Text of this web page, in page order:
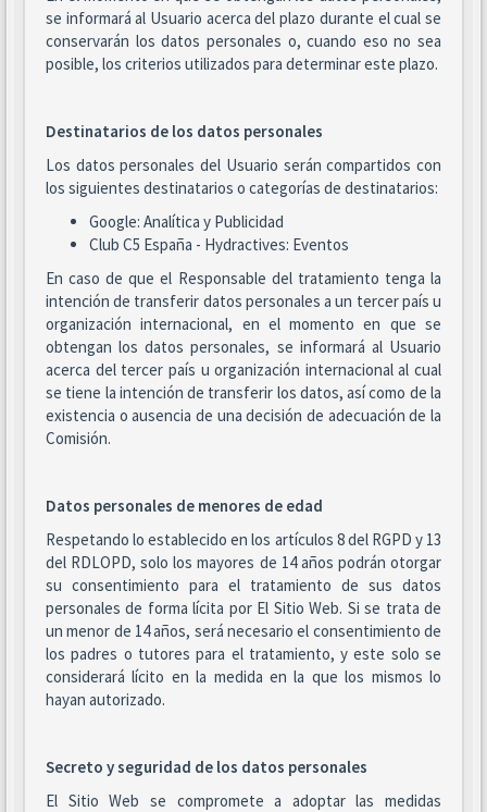
se informará al Usuario acerca del plazo durante el cual se
conservarán los datos personales o, cuando eso no sea
posible, los criterios utilizados para determinar este plazo.
Destinatarios de los datos personales
Los datos personales del Usuario serán compartidos con
los siguientes destinatarios o categorías de destinatarios:
Google: Analítica y Publicidad
Club C5 España - Hydractives: Eventos
En caso de que el Responsable del tratamiento tenga la
intención de transferir datos personales a un tercer país u
organización internacional, en el momento en que se
obtengan los datos personales, se informará al Usuario
acerca del tercer país u organización internacional al cual
se tiene la intención de transferir los datos, así como de la
existencia o ausencia de una decisión de adecuación de la
Comisión.
Datos personales de menores de edad
Respetando lo establecido en los artículos 8 del RGPD y 13
del RDLOPD, solo los mayores de 14 años podrán otorgar
su consentimiento para el tratamiento de sus datos
personales de forma lícita por El Sitio Web. Si se trata de
un menor de 14 años, será necesario el consentimiento de
los padres o tutores para el tratamiento, y este solo se
considerará lícito en la medida en la que los mismos lo
hayan autorizado.
Secreto y seguridad de los datos personales
El Sitio Web se compromete a adoptar las medidas